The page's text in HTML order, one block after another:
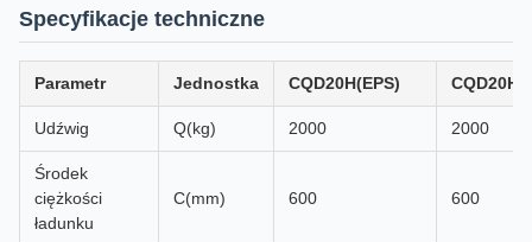
Specyfikacje techniczne
Parametr Jednostka CQD20H(EPS)
Udźwig Q(kg) 2000 2000
Środek
ciężkości
ładunku
C(mm) 600 600